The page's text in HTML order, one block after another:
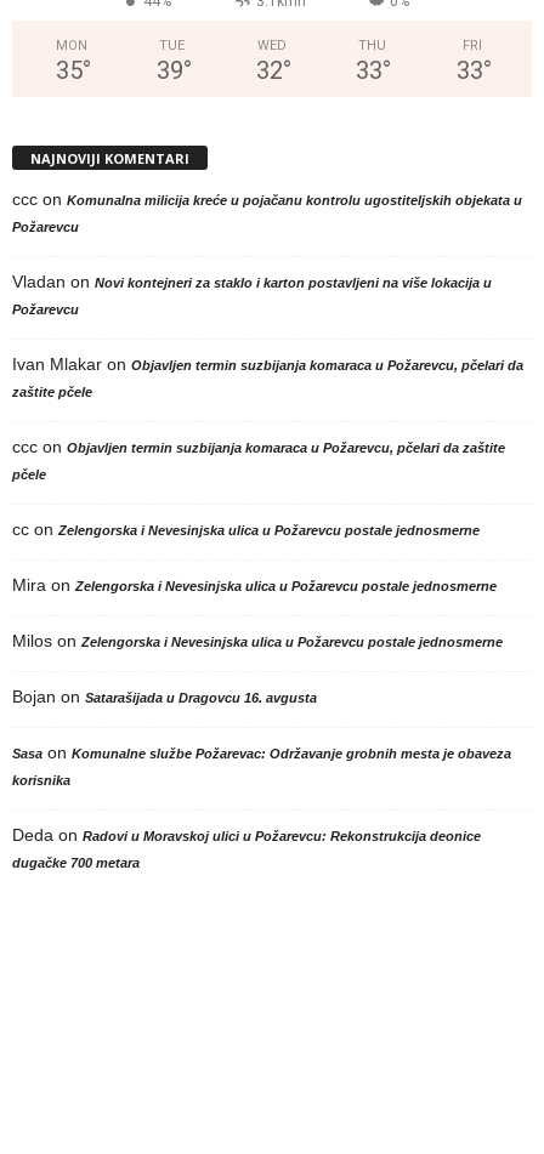
MON
35°
TUE
39°
WED
32°
THU
33°
FRI
33°
NAJNOVIJI KOMENTARI
ccc on Komunalna milicija kreće u pojačanu kontrolu ugostiteljskih objekata u
Požarevcu
Vladan on Novi kontejneri za staklo i karton postavljeni na više lokacija u
Požarevcu
Ivan Mlakar on Objavljen termin suzbijanja komaraca u Požarevcu, pčelari da
zaštite pčele
ccc on Objavljen termin suzbijanja komaraca u Požarevcu, pčelari da zaštite
pčele
cc on Zelengorska i Nevesinjska ulica u Požarevcu postale jednosmerne
Mira on Zelengorska i Nevesinjska ulica u Požarevcu postale jednosmerne
Milos on Zelengorska i Nevesinjska ulica u Požarevcu postale jednosmerne
Bojan on Satarašijada u Dragovcu 16. avgusta
Sasa on Komunalne službe Požarevac: Održavanje grobnih mesta je obaveza
korisnika
Deda on Radovi u Moravskoj ulici u Požarevcu: Rekonstrukcija deonice
dugačke 700 metara